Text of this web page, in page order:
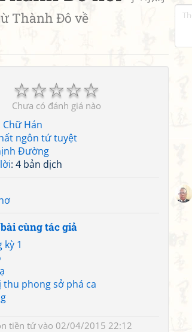
Thành Đô về
☆
☆
☆
☆
☆
Chưa có đánh giá nào
Chữ Hán
ngôn tứ tuyệt
Đường
: 4 bản dịch
cùng tác giả
kỳ 1
thu phong sở phá ca
tiền tửvào 02/04/2015 22:12